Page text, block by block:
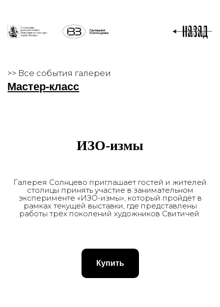
ИЗО-измы
Галерея Солнцево приглашает гостей и жителей
столицы принять участие в занимательном
эксперименте «ИЗО-измы», который пройдёт в
рамках текущей выставки, где представлены
работы трёх поколений художников Свитичей.
Купить